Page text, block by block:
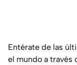
Entérate de las
el mundo a través